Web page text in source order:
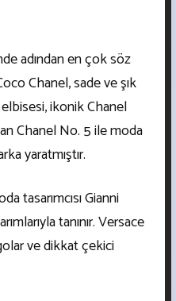
adından en çok söz
Chanel, sade ve şık
elbisesi, ikonik Chanel
Chanel No. 5 ile moda
yaratmıştır.
tasarımcısı Gianni
tanınır. Versace
ve dikkat çekici